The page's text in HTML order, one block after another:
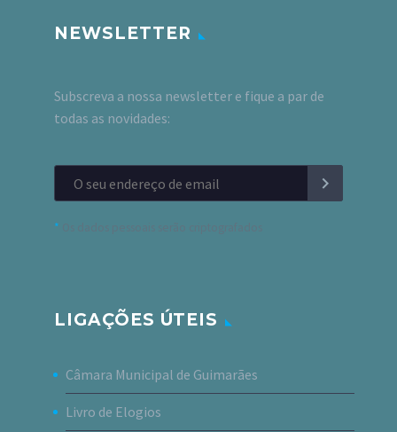
NEWSLETTER
Subscreva a nossa newsletter e fique a par de
todas as novidades:
*
LIGAÇÕES ÚTEIS
Câmara Municipal de Guimarães
Livro de Elogios